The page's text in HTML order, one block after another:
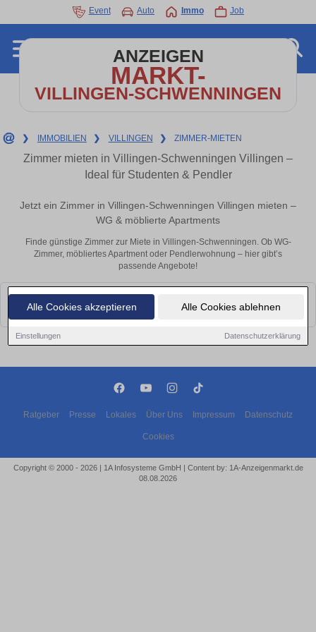
Alle Cookies akzeptieren Alle Cookies ablehnen
Einstellungen Datenschutzerklärung
Event Auto Immo Job
ANZEIGEN
MARKT-
VILLINGEN-SCHWENNINGEN
❯ IMMOBILIEN ❯ VILLINGEN ❯ ZIMMER-MIETEN
Zimmer mieten in Villingen-Schwenningen Villingen –
Ideal für Studenten & Pendler
Jetzt ein Zimmer in Villingen-Schwenningen Villingen mieten –
WG & möblierte Apartments
Finde günstige Zimmer zur Miete in Villingen-Schwenningen. Ob WG-
Zimmer, möbliertes Apartment oder Pendlerwohnung – hier gibt’s
passende Angebote!
Leider konnten wir derzeit keine passenden Objekte finden. Schauen Sie
bald wieder vorbei!
Ratgeber Presse Lokales Über Uns Impressum Datenschutz
Cookies
Copyright © 2000 - 2026 | 1A Infosysteme GmbH | Content by: 1A-Anzeigenmarkt.de
08.08.2026